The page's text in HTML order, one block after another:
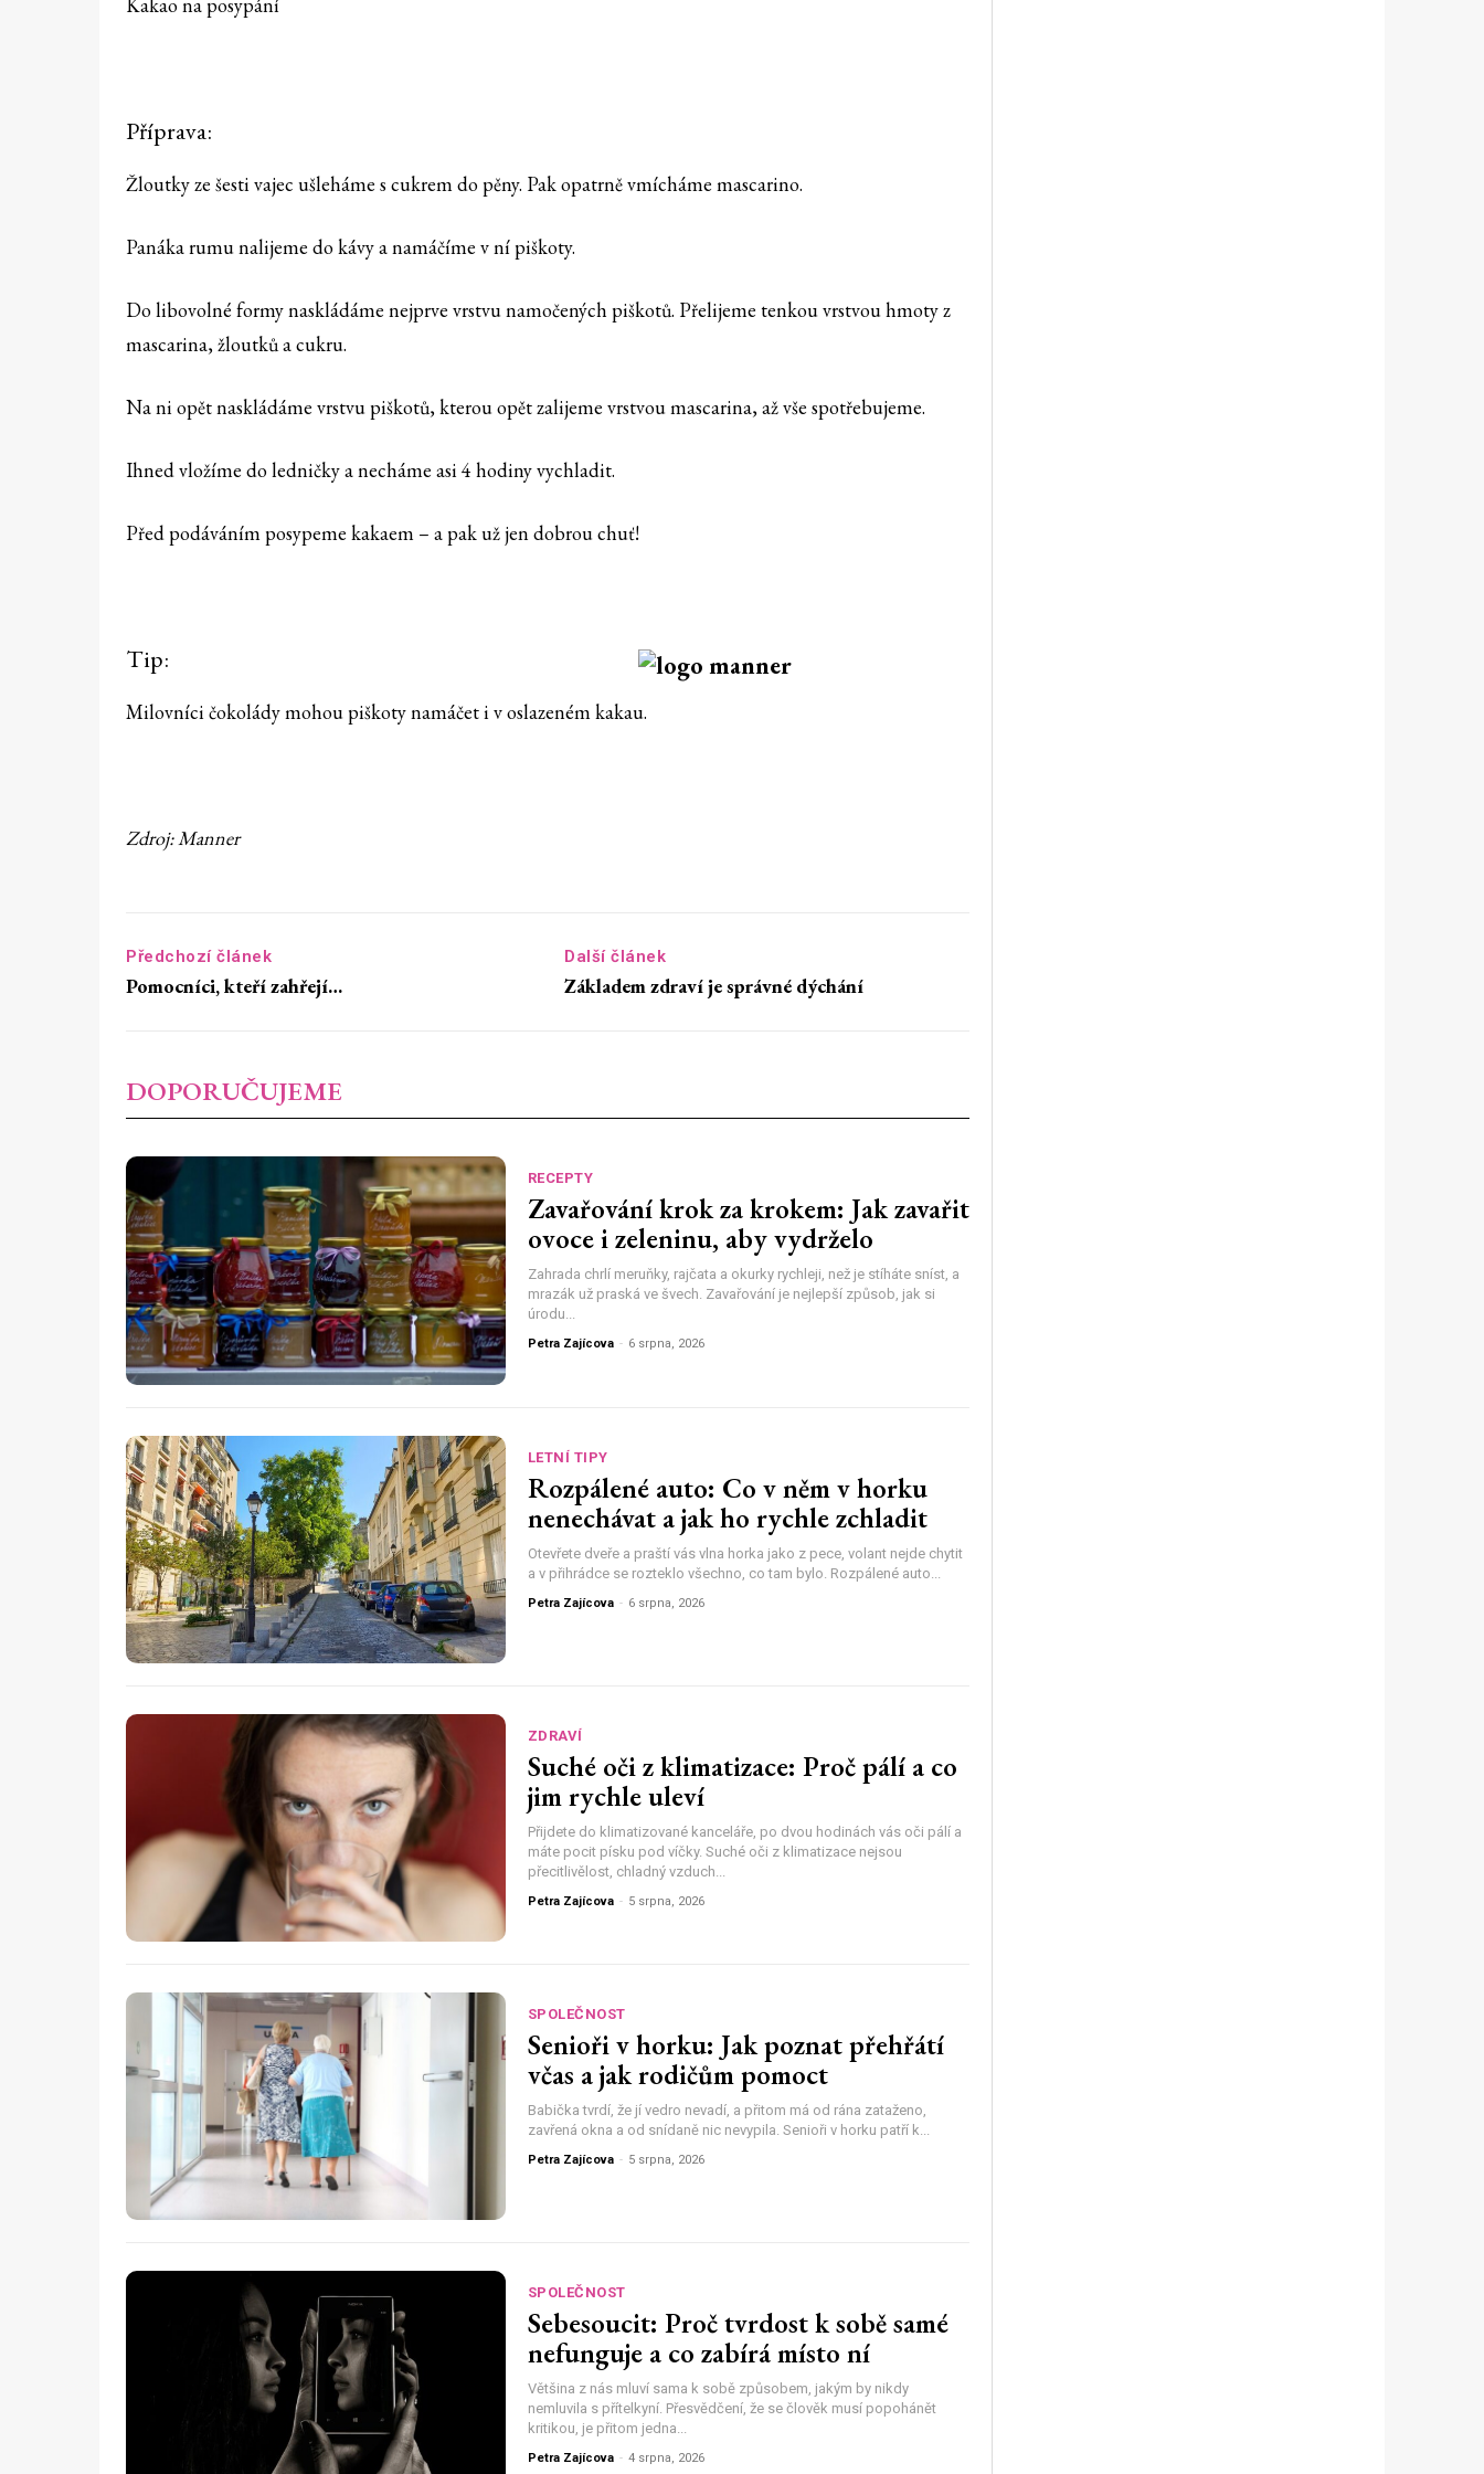
Kakao na posypání
Příprava:
Žloutky ze šesti vajec ušleháme s cukrem do pěny. Pak opatrně vmícháme mascarino.
Panáka rumu nalijeme do kávy a namáčíme v ní piškoty.
Do libovolné formy naskládáme nejprve vrstvu namočených piškotů. Přelijeme tenkou vrstvou hmoty z
mascarina, žloutků a cukru.
Na ni opět naskládáme vrstvu piškotů, kterou opět zalijeme vrstvou mascarina, až vše spotřebujeme.
Ihned vložíme do ledničky a necháme asi 4 hodiny vychladit.
Před podáváním posypeme kakaem – a pak už jen dobrou chuť!
Tip:
Milovníci čokolády mohou piškoty namáčet i v oslazeném kakau.
Zdroj: Manner
Předchozí článek
Pomocníci, kteří zahřejí…
Další článek
Základem zdraví je správné dýchání
DOPORUČUJEME
RECEPTY
Zavařování krok za krokem: Jak zavařit
ovoce i zeleninu, aby vydrželo
Zahrada chrlí meruňky, rajčata a okurky rychleji, než je stíháte sníst, a
mrazák už praská ve švech. Zavařování je nejlepší způsob, jak si
úrodu...
Petra Zajícova - 6 srpna, 2026
LETNÍ TIPY
Rozpálené auto: Co v něm v horku
nenechávat a jak ho rychle zchladit
Otevřete dveře a praští vás vlna horka jako z pece, volant nejde chytit
a v přihrádce se rozteklo všechno, co tam bylo. Rozpálené auto...
Petra Zajícova - 6 srpna, 2026
ZDRAVÍ
Suché oči z klimatizace: Proč pálí a co
jim rychle uleví
Přijdete do klimatizované kanceláře, po dvou hodinách vás oči pálí a
máte pocit písku pod víčky. Suché oči z klimatizace nejsou
přecitlivělost, chladný vzduch...
Petra Zajícova - 5 srpna, 2026
SPOLEČNOST
Senioři v horku: Jak poznat přehřátí
včas a jak rodičům pomoct
Babička tvrdí, že jí vedro nevadí, a přitom má od rána zataženo,
zavřená okna a od snídaně nic nevypila. Senioři v horku patří k...
Petra Zajícova - 5 srpna, 2026
SPOLEČNOST
Sebesoucit: Proč tvrdost k sobě samé
nefunguje a co zabírá místo ní
Většina z nás mluví sama k sobě způsobem, jakým by nikdy
nemluvila s přítelkyní. Přesvědčení, že se člověk musí popohánět
kritikou, je přitom jedna...
Petra Zajícova - 4 srpna, 2026